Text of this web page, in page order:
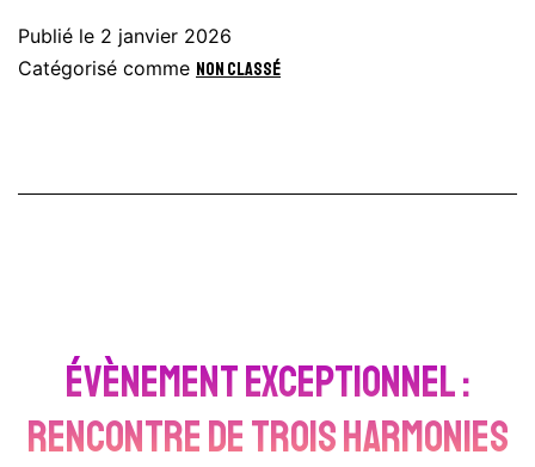
Publié le 2 janvier 2026
Catégorisé comme Non classé
Évènement exceptionnel :
Rencontre de Trois Harmonies